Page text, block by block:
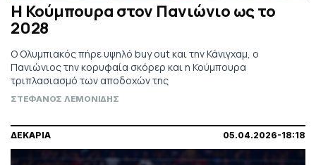
Η Κούμπουρα στον Πανιώνιο ως το
2028
Ο Ολυμπιακός πήρε υψηλό buy out και την Κάνιγχαμ, ο
Πανιώνιος την κορυφαία σκόρερ και η Κούμπουρα
τριπλασιασμό των αποδοχών της
ΣΤΕΦΑΝΟΣ ΛΕΜΟΝΙΔΗΣ
ΔΕΚΑΡΙΑ 05.04.2026-18:18